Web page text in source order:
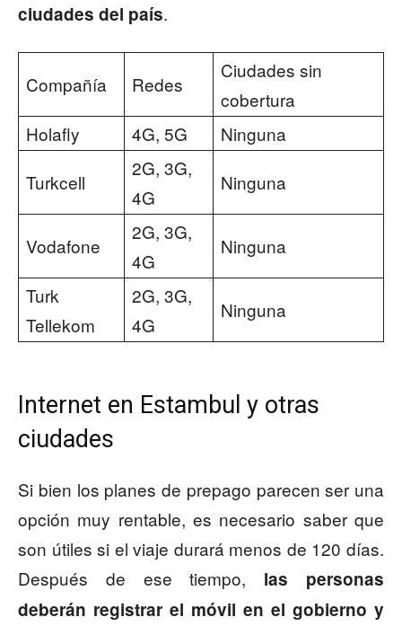
ciudades del país.
Compañía Redes
Ciudades sin
cobertura
Holafly
4G, 5G
Ninguna
Turkcell
2G, 3G,
4G
Ninguna
Vodafone
2G, 3G,
4G
Ninguna
Turk
Tellekom
2G, 3G,
4G
Ninguna
Internet en Estambul y otras
ciudades
Si bien los planes de prepago parecen ser una
opción muy rentable, es necesario saber que
son útiles si el viaje durará menos de 120 días.
Después de ese tiempo, las personas
deberán registrar el móvil en el gobierno y